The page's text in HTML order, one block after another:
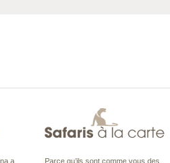
a
Parce qu’ils sont comme vous des